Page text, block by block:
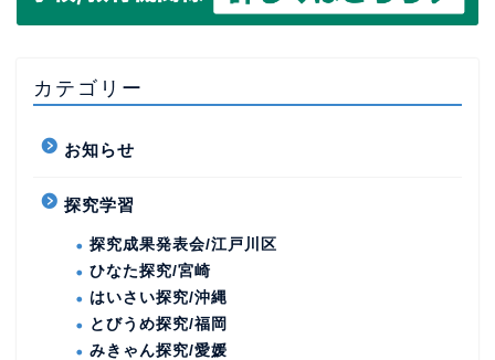
カテゴリー
お知らせ
探究学習
探究成果発表会/江戸川区
ひなた探究/宮崎
はいさい探究/沖縄
とびうめ探究/福岡
みきゃん探究/愛媛